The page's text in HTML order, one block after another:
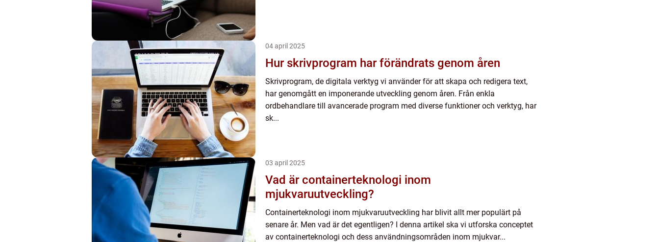
04 april 2025
Hur skrivprogram har förändrats genom åren
Skrivprogram, de digitala verktyg vi använder för att skapa och redigera text,
har genomgått en imponerande utveckling genom åren. Från enkla
ordbehandlare till avancerade program med diverse funktioner och verktyg, har
sk...
03 april 2025
Vad är containerteknologi inom
mjukvaruutveckling?
Containerteknologi inom mjukvaruutveckling har blivit allt mer populärt på
senare år. Men vad är det egentligen? I denna artikel ska vi utforska conceptet
av containerteknologi och dess användningsområden inom mjukvar...